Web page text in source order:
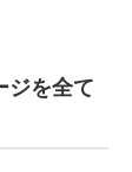
ジを全て